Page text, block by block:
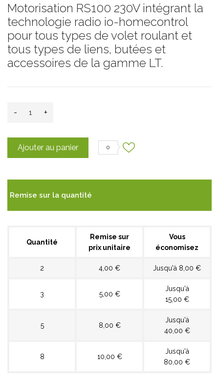
Motorisation RS100 230V intégrant la
technologie radio io-homecontrol
pour tous types de volet roulant et
tous types de liens, butées et
accessoires de la gamme LT.
- +
Ajouter au panier 0
Remise sur la quantité
Quantité
Remise sur
prix unitaire
Vous
économisez
2 4,00 € Jusqu'à 8,00 €
3 5,00 €
Jusqu'à
15,00 €
5 8,00 €
Jusqu'à
40,00 €
8 10,00 €
Jusqu'à
80,00 €